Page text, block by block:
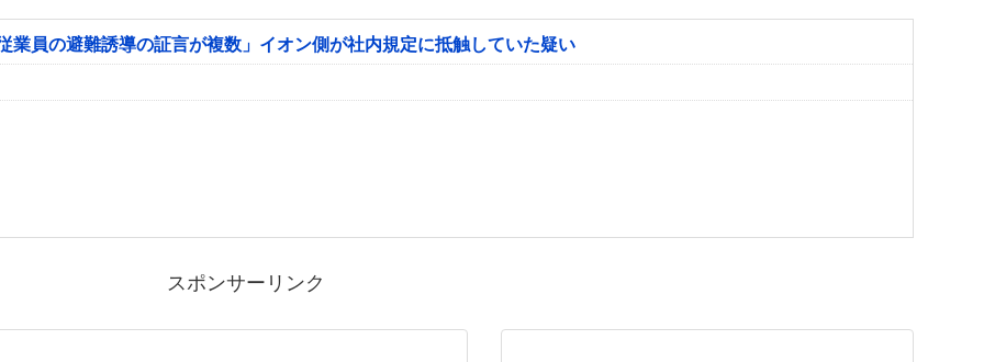
業員の避難誘導の証言が複数」イオン側が社内規定に抵触していた疑い
スポンサーリンク